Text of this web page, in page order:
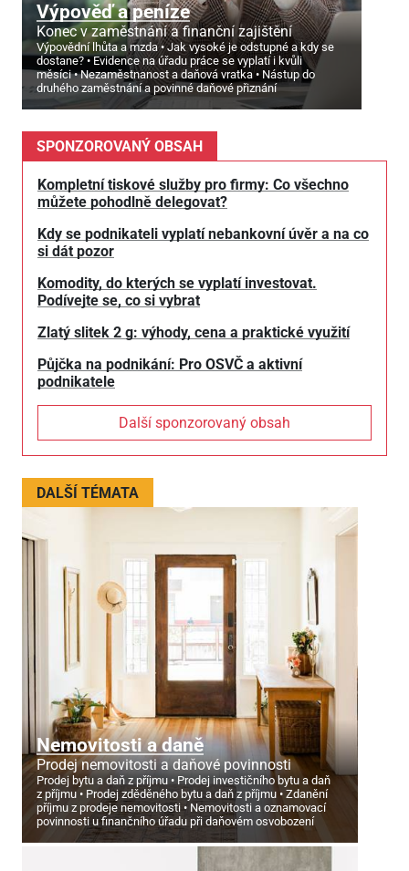
Výpověď a peníze
Konec v zaměstnání a finanční zajištění
Výpovědní lhůta a mzda
Jak vysoké je odstupné a kdy se
dostane?
Evidence na úřadu práce se vyplatí i kvůli
měsíci
Nezaměstnanost a daňová vratka
Nástup do
druhého zaměstnání a povinné daňové přiznání
SPONZOROVANÝ OBSAH
Kompletní tiskové služby pro firmy: Co všechno
můžete pohodlně delegovat?
Kdy se podnikateli vyplatí nebankovní úvěr a na co
si dát pozor
Komodity, do kterých se vyplatí investovat.
Podívejte se, co si vybrat
Zlatý slitek 2 g: výhody, cena a praktické využití
Půjčka na podnikání: Pro OSVČ a aktivní
podnikatele
Další sponzorovaný obsah
DALŠÍ TÉMATA
Nemovitosti a daně
Prodej nemovitosti a daňové povinnosti
Prodej bytu a daň z příjmu
Prodej investičního bytu a daň
z příjmu
Prodej zděděného bytu a daň z příjmu
Zdanění
příjmu z prodeje nemovitosti
Nemovitosti a oznamovací
povinnosti u finančního úřadu při daňovém osvobození